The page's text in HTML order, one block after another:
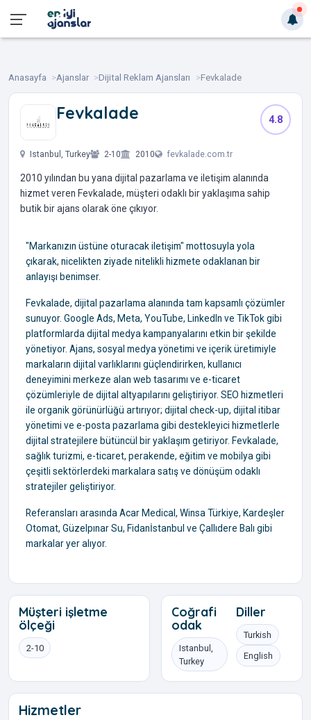
Anasayfa Ajanslar Dijital Reklam Ajansları Fevkalade
Fevkalade 4.8
Istanbul, Turkey 2-10 2010 fevkalade.com.tr
2010 yılından bu yana dijital pazarlama ve iletişim alanında
hizmet veren Fevkalade, müşteri odaklı bir yaklaşıma sahip
butik bir ajans olarak öne çıkıyor.
"Markanızın üstüne oturacak iletişim" mottosuyla yola
çıkarak, nicelikten ziyade nitelikli hizmete odaklanan bir
anlayışı benimser.
Fevkalade, dijital pazarlama alanında tam kapsamlı çözümler
sunuyor. Google Ads, Meta, YouTube, LinkedIn ve TikTok gibi
platformlarda dijital medya kampanyalarını etkin bir şekilde
yönetiyor. Ajans, sosyal medya yönetimi ve içerik üretimiyle
markaların dijital varlıklarını güçlendirirken, kullanıcı
deneyimini merkeze alan web tasarımı ve e-ticaret
çözümleriyle de dijital altyapılarını geliştiriyor. SEO hizmetleri
ile organik görünürlüğü artırıyor; dijital check-up, dijital itibar
yönetimi ve e-posta pazarlama gibi destekleyici hizmetlerle
dijital stratejilere bütüncül bir yaklaşım getiriyor. Fevkalade,
sağlık turizmi, e-ticaret, perakende, eğitim ve mobilya gibi
çeşitli sektörlerdeki markalara satış ve dönüşüm odaklı
stratejiler geliştiriyor.
Referansları arasında Acar Medical, Winsa Türkiye, Kardeşler
Otomat, Güzelpınar Su, Fidanİstanbul ve Çallıdere Balı gibi
markalar yer alıyor.
Müşteri işletme
ölçeği
2-10
Coğrafi
odak
Istanbul,
Turkey
Diller
Turkish
English
Hizmetler